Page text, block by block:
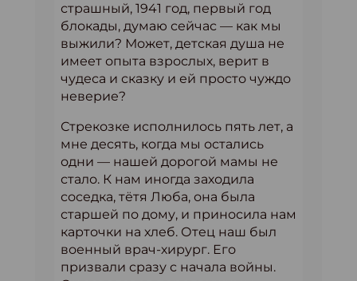
страшный, 1941 год, первый год
блокады, думаю сейчас — как мы
выжили? Может, детская душа не
имеет опыта взрослых, верит в
чудеса и сказку и ей просто чуждо
неверие?
Стрекозке исполнилось пять лет, а
мне десять, когда мы остались
одни — нашей дорогой мамы не
стало. К нам иногда заходила
соседка, тётя Люба, она была
старшей по дому, и приносила нам
карточки на хлеб. Отец наш был
военный врач-хирург. Его
призвали сразу с начала войны.